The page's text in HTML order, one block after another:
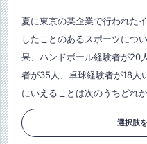
夏に東京の某企業で行われた
したことのあるスポーツにつ
果、ハンドボール経験者が20
者が35人、卓球経験者が18人
にいえることは次のうちどれか
選択肢